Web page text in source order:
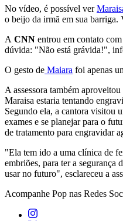
No vídeo, é possível ver
o beijo da irmã em sua barriga.
A CNN entrou em contato com
dúvida: "Não está grávida!",
O gesto de Maiara foi apenas
A assessora também
Maraisa estaria tentando
Segundo ela, a cantora visitou
exames e se planejar para o
de tratamento para engravidar
"Ela tem ido a uma clínica de
embriões, para ter a segurança
usar no futuro", esclareceu a
Acompanhe Pop nas Redes